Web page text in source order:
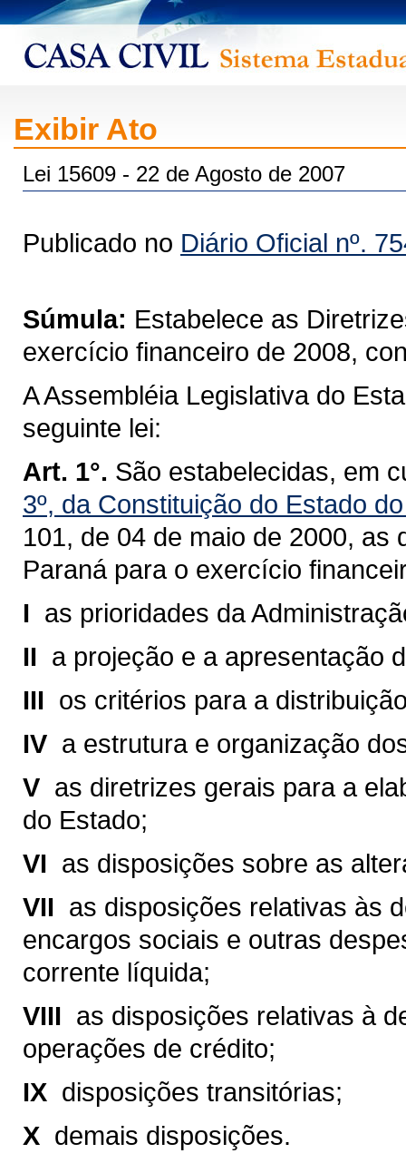
Exibir Ato
Lei 15609 - 22 de Agosto de 2007
Publicado no Diário Oficial nº.
Súmula: Estabelece as
exercício financeiro de 2008,
A Assembléia Legislativa do
seguinte lei:
Art. 1°. São estabelecidas, em
3º, da Constituição do Estado
101, de 04 de maio de 2000, as
Paraná para o exercício
I  as prioridades da
II  a projeção e a apresentação
III  os critérios para a
IV  a estrutura e organização
V  as diretrizes gerais para a
do Estado;
VI  as disposições sobre as
VII  as disposições relativas às
encargos sociais e outras
corrente líquida;
VIII  as disposições relativas à
operações de crédito;
IX  disposições transitórias;
X  demais disposições.